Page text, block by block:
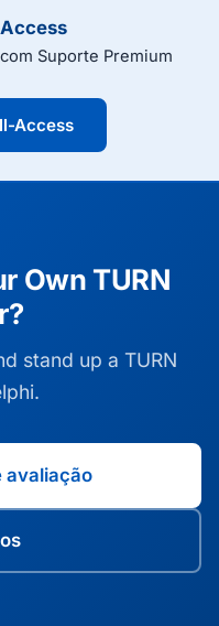
limitam o
reportando as
Baixe a versão de
de pé um relay
Suporte Premium
Access
Own TURN
stand up a TURN
avaliação